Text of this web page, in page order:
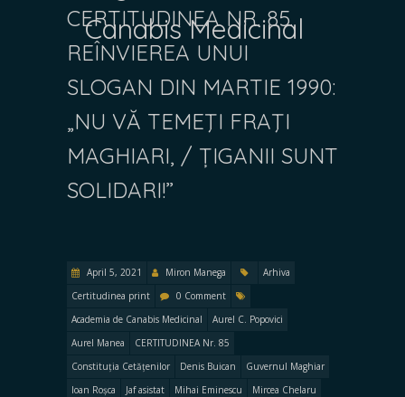
Canabis Medicinal
CERTITUDINEA NR. 85.
REÎNVIEREA UNUI
SLOGAN DIN MARTIE 1990:
„NU VĂ TEMEŢI FRAŢI
MAGHIARI, / ȚIGANII SUNT
SOLIDARI!”
April 5, 2021 Miron Manega
Arhiva
Certitudinea print
0 Comment
Academia de Canabis Medicinal
Aurel C. Popovici
Aurel Manea
CERTITUDINEA Nr. 85
Constituția Cetățenilor
Denis Buican
Guvernul Maghiar
Ioan Roșca
Jaf asistat Mihai Eminescu
Mircea Chelaru